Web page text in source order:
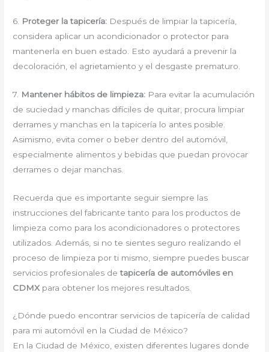
6. Proteger la tapicería: Después de limpiar la tapicería,
considera aplicar un acondicionador o protector para
mantenerla en buen estado. Esto ayudará a prevenir la
decoloración, el agrietamiento y el desgaste prematuro.
7. Mantener hábitos de limpieza: Para evitar la acumulación
de suciedad y manchas difíciles de quitar, procura limpiar
derrames y manchas en la tapicería lo antes posible.
Asimismo, evita comer o beber dentro del automóvil,
especialmente alimentos y bebidas que puedan provocar
derrames o dejar manchas.
Recuerda que es importante seguir siempre las
instrucciones del fabricante tanto para los productos de
limpieza como para los acondicionadores o protectores
utilizados. Además, si no te sientes seguro realizando el
proceso de limpieza por ti mismo, siempre puedes buscar
servicios profesionales detapicería de automóviles en
CDMX para obtener los mejores resultados.
¿Dónde puedo encontrar servicios de tapicería de calidad
para mi automóvil en la Ciudad de México?
En la Ciudad de México, existen diferentes lugares donde